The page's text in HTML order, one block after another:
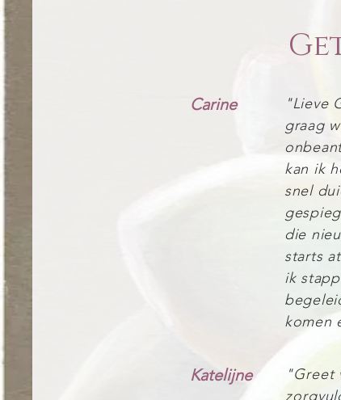
Carine
"Lieve
graag
kan ik
snel
die
starts
ik
komen
Katelijne
"Greet